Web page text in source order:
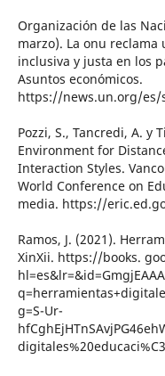
Organización de las
marzo). La onu
inclusiva y justa en los
Asuntos económicos.
https://news.un.org/es/
Pozzi, S., Tancredi, A. y
Environment for
Interaction Styles.
World Conference on
media. https://
Ramos, J. (2021).
XinXii. https://books.
g=S-Ur-